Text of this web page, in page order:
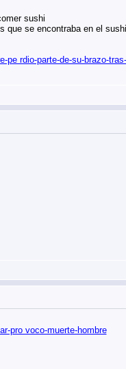
sushi
que se encontraba en el
pe rdio-parte-de-su-brazo-
pro voco-muerte-hombre